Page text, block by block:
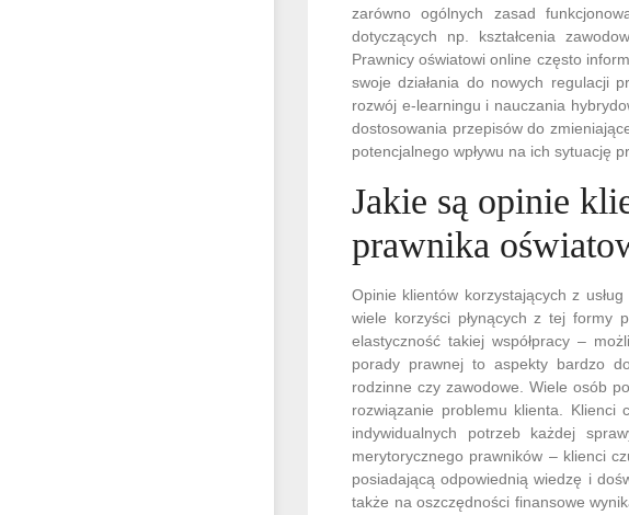
zarówno ogólnych zasad
dotyczących np. kształcenia
Prawnicy oświatowi online często
swoje działania do nowych regulacji
rozwój e-learningu i nauczania
dostosowania przepisów do
potencjalnego wpływu na ich sytuację
Jakie są opinie
prawnika
Opinie klientów korzystających z
wiele korzyści płynących z tej formy
elastyczność takiej współpracy –
porady prawnej to aspekty bardzo
rodzinne czy zawodowe. Wiele osób
rozwiązanie problemu klienta. Klienci
indywidualnych potrzeb każdej
merytorycznego prawników – klienci
posiadającą odpowiednią wiedzę i
także na oszczędności finansowe